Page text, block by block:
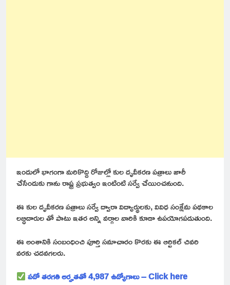
ఇందులో భాగంగా మరికొద్ది రోజుల్లో కుల దృవీకరణ పత్రాలు జారీ
చేసేందుకు గాను రాష్ట్ర ప్రభుత్వం ఇంటింటి సర్వే చేయించనుంది.
ఈ కుల దృవీకరణ పత్రాలు సర్వే ద్వారా విద్యార్థులకు, వివిధ సంక్షేమ పథకాల
లబ్ధిదారుల తో పాటు ఇతర అన్ని వర్గాల వారికి కూడా ఉపయోగపడుతుంది.
ఈ అంశానికి సంబంధించి పూర్తి సమాచారం కొరకు ఈ ఆర్టికల్ చివరి
వరకు చదవగలరు.
పదో తరగతి అర్హతతో 4,987 ఉద్యోగాలు – Click here